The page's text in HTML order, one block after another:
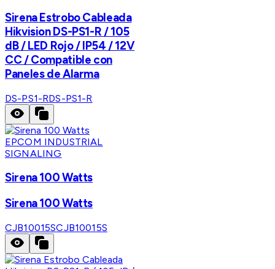
Sirena Estrobo Cableada
Hikvision DS-PS1-R / 105
dB / LED Rojo / IP54 / 12V
CC / Compatible con
Paneles de Alarma
DS-PS1-RDS-PS1-R
EPCOM INDUSTRIAL
SIGNALING
Sirena 100 Watts
Sirena 100 Watts
CJB10015SCJB10015S